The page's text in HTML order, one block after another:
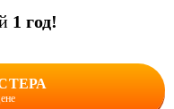
1 год!